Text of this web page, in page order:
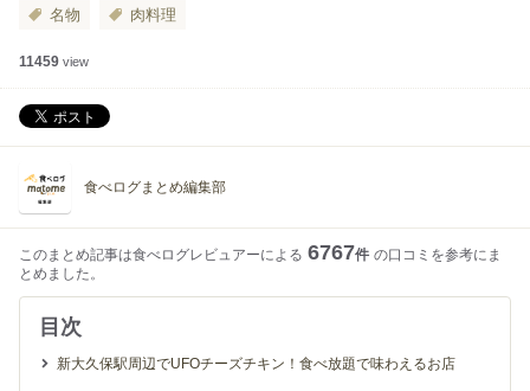
名物 肉料理
11459 view
食べログまとめ編集部
このまとめ記事は食べログレビュアーによる 6767件 の口コミを参考にま
とめました。
目次
新大久保駅周辺でUFOチーズチキン！食べ放題で味わえるお店